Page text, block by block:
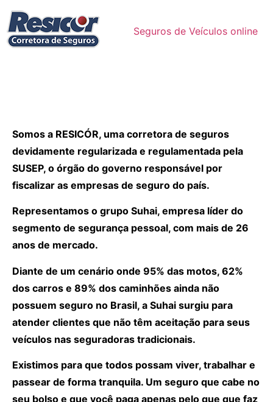
Seguros de Veículos online
Somos a RESICÓR, uma corretora de seguros
devidamente regularizada e regulamentada pela
SUSEP, o órgão do governo responsável por
fiscalizar as empresas de seguro do país.
Representamos o grupo Suhai, empresa líder do
segmento de segurança pessoal, com mais de 26
anos de mercado.
Diante de um cenário onde 95% das motos, 62%
dos carros e 89% dos caminhões ainda não
possuem seguro no Brasil, a Suhai surgiu para
atender clientes que não têm aceitação para seus
veículos nas seguradoras tradicionais.
Existimos para que todos possam viver, trabalhar e
passear de forma tranquila. Um seguro que cabe no
seu bolso e que você paga apenas pelo que que faz